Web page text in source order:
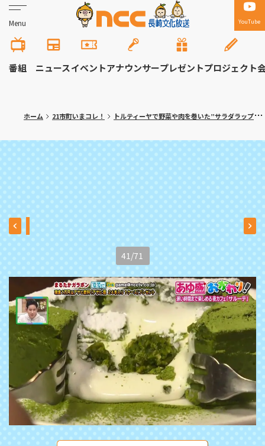
Menu YouTube
番組 ニュースイベントアナウンサープレゼントプロジェクト
ホーム 21市町いまコレ！ トルティーヤで野菜や肉を巻いた”サラダラップ”専門店！大村市「ロールン」
41/71